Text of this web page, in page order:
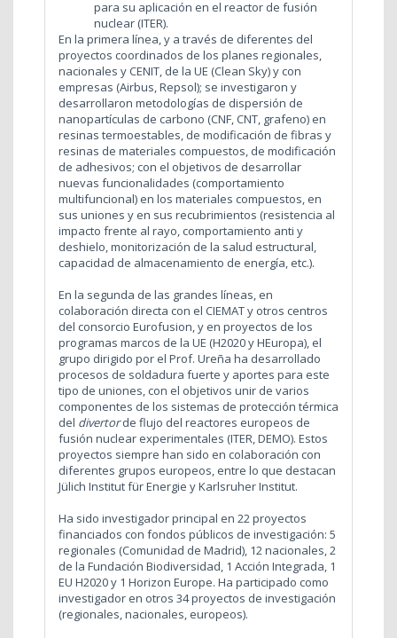
para su aplicación en el reactor de fusión
nuclear (ITER).
En la primera línea, y a través de diferentes del
proyectos coordinados de los planes regionales,
nacionales y CENIT, de la UE (Clean Sky) y con
empresas (Airbus, Repsol); se investigaron y
desarrollaron metodologías de dispersión de
nanopartículas de carbono (CNF, CNT, grafeno) en
resinas termoestables, de modificación de fibras y
resinas de materiales compuestos, de modificación
de adhesivos; con el objetivos de desarrollar
nuevas funcionalidades (comportamiento
multifuncional) en los materiales compuestos, en
sus uniones y en sus recubrimientos (resistencia al
impacto frente al rayo, comportamiento anti y
deshielo, monitorización de la salud estructural,
capacidad de almacenamiento de energía, etc.).
En la segunda de las grandes líneas, en
colaboración directa con el CIEMAT y otros centros
del consorcio Eurofusion, y en proyectos de los
programas marcos de la UE (H2020 y HEuropa), el
grupo dirigido por el Prof. Ureña ha desarrollado
procesos de soldadura fuerte y aportes para este
tipo de uniones, con el objetivos unir de varios
componentes de los sistemas de protección térmica
del divertorde flujo del reactores europeos de
fusión nuclear experimentales (ITER, DEMO). Estos
proyectos siempre han sido en colaboración con
diferentes grupos europeos, entre lo que destacan
Jülich Institut für Energie y Karlsruher Institut.
Ha sido investigador principal en 22 proyectos
financiados con fondos públicos de investigación: 5
regionales (Comunidad de Madrid), 12 nacionales, 2
de la Fundación Biodiversidad, 1 Acción Integrada, 1
EU H2020 y 1 Horizon Europe. Ha participado como
investigador en otros 34 proyectos de investigación
(regionales, nacionales, europeos).